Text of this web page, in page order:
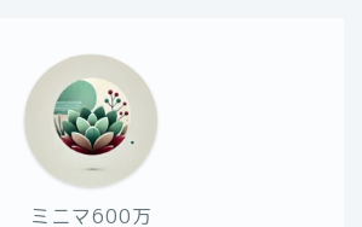
ミニマ600万